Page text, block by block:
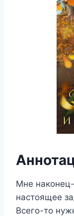
Мне
настоящее
Всего-то